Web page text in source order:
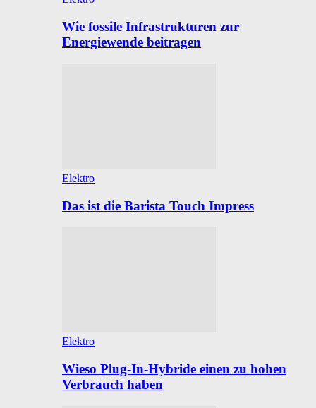
Wie fossile Infrastrukturen zur
Energiewende beitragen
Elektro
Das ist die Barista Touch Impress
Elektro
Wieso Plug-In-Hybride einen zu hohen
Verbrauch haben